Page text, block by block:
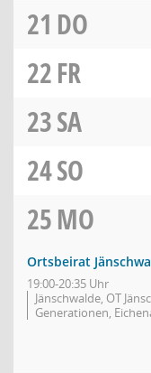
21 DO
22FR
23SA
24SO
25MO
Ortsbeirat
19:00-20:35 Uhr
Jänschwalde, OT
Generationen,